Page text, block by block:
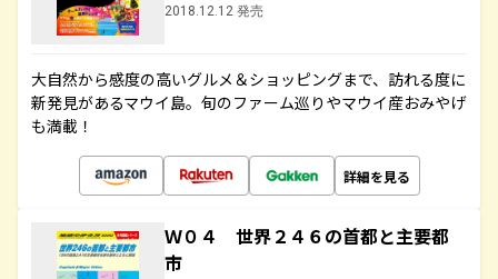
2018.12.12 発売
大自然から感度の高いグルメ＆ショッピングまで、訪れる度に
新発見があるマウイ島。旬のファーム巡りやマウイ産おみやげ
も満載！
詳細を見る
Ｗ０４ 世界２４６の首都と主要都
市